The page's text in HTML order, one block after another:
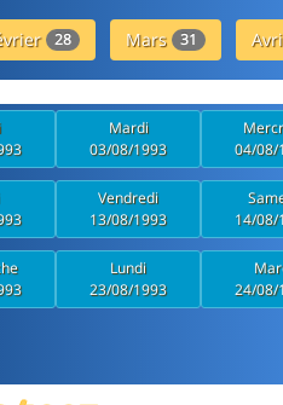
28 Mars 31
Mardi
03/08/1993
04/08/
Vendredi
13/08/1993
14/08/
Lundi
23/08/1993
24/08/